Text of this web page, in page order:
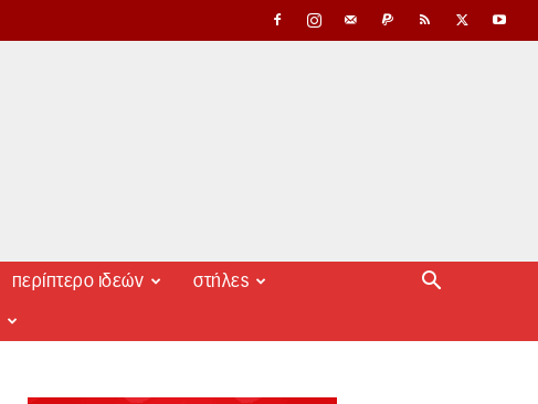
περίπτερο ιδεών στήλες